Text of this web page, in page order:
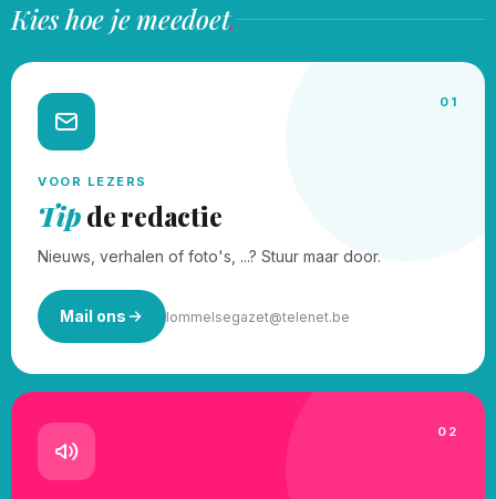
Kies hoe je meedoet.
01
VOOR LEZERS
Tipde redactie
Nieuws, verhalen of foto's, ...? Stuur maar door.
Mail ons lommelsegazet@telenet.be
02